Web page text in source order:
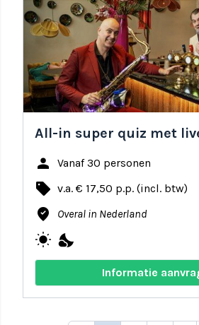
All-in super quiz met
person Vanaf 30 personen
local_offer v.a. € 17,50 p.p. (incl. btw)
where_to_vote Overal in Nederland
wb_sunny nights_stay
Informatie